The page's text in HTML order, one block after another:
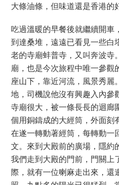
大條油條，但味道還是香港的
吃過溫暖的早餐後就繼續開車
到達桑堆，遠遠已看見一些白
老的寺廟蚌普寺，又叫奔波寺
廟，也是今次旅程中唯一參觀
座山下，靠近河流，風景秀麗
地，司機說他沒有興趣入內參
寺廟很大，被一條長長的迴廊
個用銅鑄成的大經筒，外面刻
在遂一轉動著經筒，每轉動一
文。來到大殿前的廣場，隱約
我們走到大殿的門前，門關上
際，就有一位喇麻走出來，還